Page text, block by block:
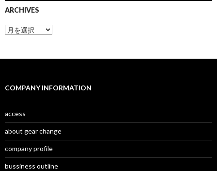
ARCHIVES
A
r
s
COMPANY INFORMATION
access
about gear change
company profile
bussiness outline